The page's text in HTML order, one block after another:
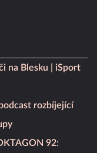
na Blesku
iSport
rozbíjející
92: